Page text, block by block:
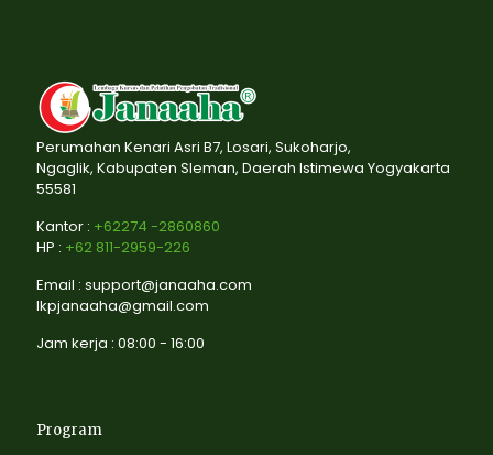
Perumahan Kenari Asri B7, Losari, Sukoharjo,
Ngaglik, Kabupaten Sleman, Daerah Istimewa Yogyakarta
55581
Kantor : +62274 -2860860
HP : +62 811-2959-226
Email : support@janaaha.com
lkpjanaaha@gmail.com
Jam kerja : 08:00 - 16:00
Program